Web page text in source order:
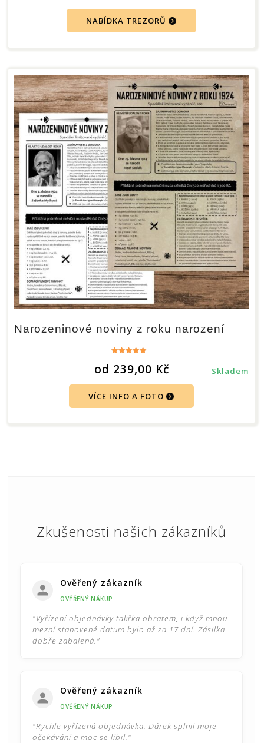
NABÍDKA TREZORŮ
Narozeninové noviny z roku narození
4.96
z 5
od 239,00 Kč Skladem
VÍCE INFO A FOTO
Zkušenosti našich zákazníků
Ověřený zákazník
OVĚŘENÝ NÁKUP
"Vyřízení objednávky takřka obratem, i když mnou
mezní stanovené datum bylo až za 17 dní. Zásilka
dobře zabalená."
Ověřený zákazník
OVĚŘENÝ NÁKUP
"Rychle vyřízená objednávka. Dárek splnil moje
očekávání a moc se líbil."